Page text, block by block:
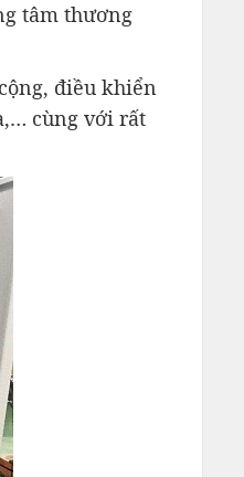
tâm thương
điều khiển
cùng với rất